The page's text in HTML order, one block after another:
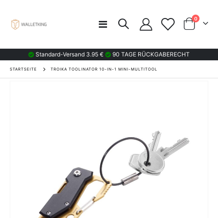
Navigation
0Artikel
Standard-Versand 3.95 € 90 TAGE RÜCKGABERECHT
STARTSEITE TROIKA TOOLINATOR 10-IN-1 MINI-MULTITOOL